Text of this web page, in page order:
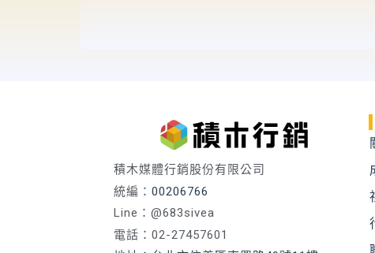
積木媒體行銷股份有限公司
統編：00206766
Line：@683sivea
電話：02-27457601